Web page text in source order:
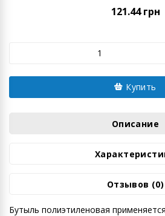
121.44 грн
Купить
Описание
Отзывов (0)
Бутыль полиэтиленовая